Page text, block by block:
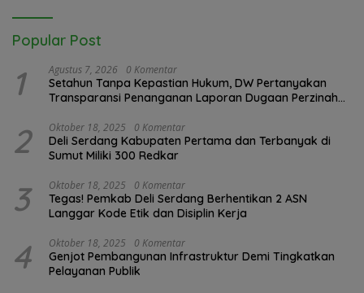
Popular Post
1 Agustus 7, 2026 0 Komentar
Setahun Tanpa Kepastian Hukum, DW Pertanyakan
Transparansi Penanganan Laporan Dugaan Perzinahan
2 Oktober 18, 2025 0 Komentar
Deli Serdang Kabupaten Pertama dan Terbanyak di
Sumut Miliki 300 Redkar
3 Oktober 18, 2025 0 Komentar
Tegas! Pemkab Deli Serdang Berhentikan 2 ASN
Langgar Kode Etik dan Disiplin Kerja
4 Oktober 18, 2025 0 Komentar
Genjot Pembangunan Infrastruktur Demi Tingkatkan
Pelayanan Publik